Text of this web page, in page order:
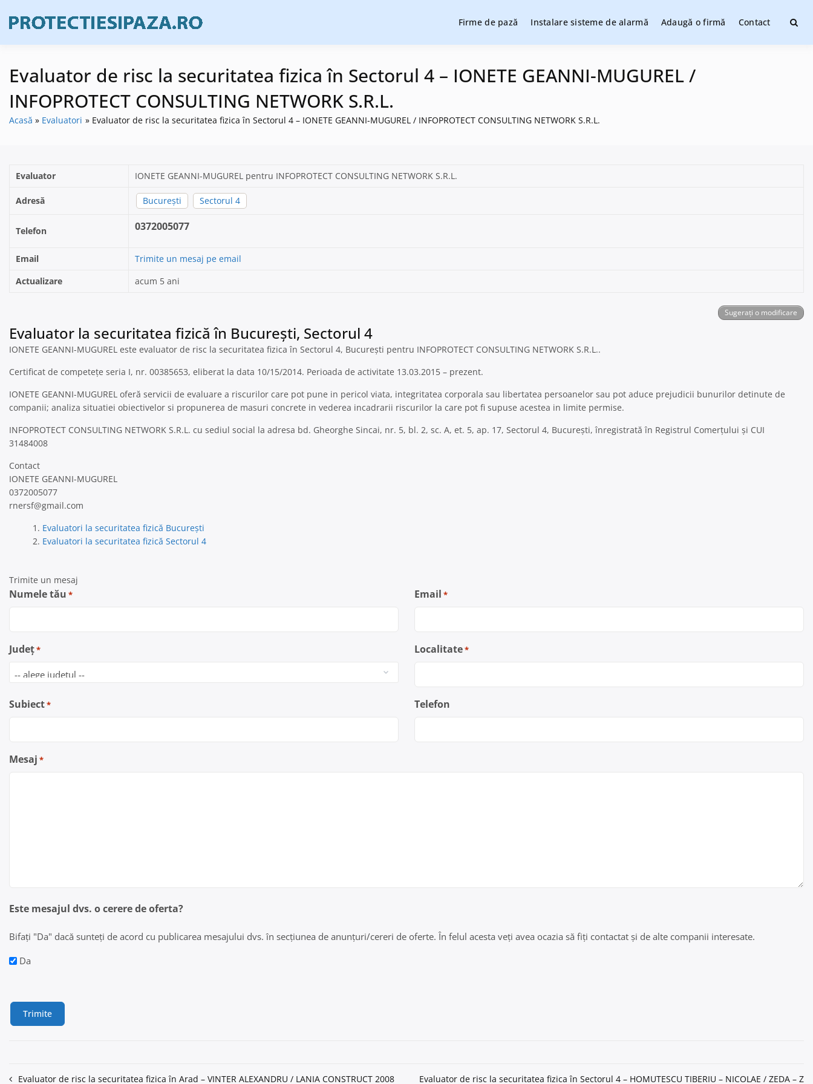
content
Firme de protecție și pază, instalare sisteme de alarmare și evaluatori de securitate
Firme de pază Instalare sisteme de alarmă Adaugă o firmă Contact
Evaluator de risc la securitatea fizica în Sectorul 4 – IONETE GEANNI-MUGUREL /
INFOPROTECT CONSULTING NETWORK S.R.L.
Acasă Evaluatori Evaluator de risc la securitatea fizica în Sectorul 4 – IONETE GEANNI-MUGUREL / INFOPROTECT CONSULTING NETWORK S.R.L.
Evaluator IONETE GEANNI-MUGUREL pentru INFOPROTECT CONSULTING NETWORK S.R.L.
Adresă București Sectorul 4
Telefon 0372005077
Email
Trimite un mesaj pe email
Actualizare
acum 5 ani
Sugerați o modificare
Evaluator la securitatea fizică în București, Sectorul 4
IONETE GEANNI-MUGUREL este evaluator de risc la securitatea fizica în Sectorul 4, București pentru INFOPROTECT CONSULTING NETWORK S.R.L..
Certificat de competețe seria I, nr. 00385653, eliberat la data 10/15/2014. Perioada de activitate 13.03.2015 – prezent.
IONETE GEANNI-MUGUREL oferă servicii de evaluare a riscurilor care pot pune in pericol viata, integritatea corporala sau libertatea persoanelor sau pot aduce prejudicii bunurilor detinute de
companii; analiza situatiei obiectivelor si propunerea de masuri concrete in vederea incadrarii riscurilor la care pot fi supuse acestea in limite permise.
INFOPROTECT CONSULTING NETWORK S.R.L. cu sediul social la adresa bd. Gheorghe Sincai, nr. 5, bl. 2, sc. A, et. 5, ap. 17, Sectorul 4, București, înregistrată în Registrul Comerțului și CUI
31484008
Contact
IONETE GEANNI-MUGUREL
0372005077
rnersf@gmail.com
Evaluatori la securitatea fizică București
Evaluatori la securitatea fizică Sectorul 4
Trimite un mesaj
Numele tău * Email *
Județ* Localitate*
Subiect* Telefon
Mesaj *
Este mesajul dvs. o cerere de oferta?
Bifați "Da" dacă sunteți de acord cu publicarea mesajului dvs. în secțiunea de anunțuri/cereri de oferte. În felul acesta veți avea ocazia să fiți contactat și de alte companii interesate.
Da
Evaluator de risc la securitatea fizica în Arad – VINTER ALEXANDRU / LANIA CONSTRUCT 2008
Evaluator de risc la securitatea fizica în Sectorul 4 – HOMUTESCU TIBERIU – NICOLAE / ZEDA – Z